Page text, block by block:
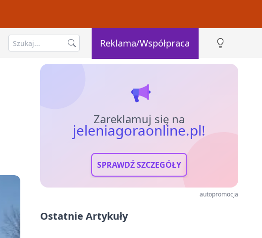
Reklama/Współpraca
Zareklamuj się na
jeleniagoraonline.pl!
SPRAWDŹ SZCZEGÓŁY
autopromocja
Ostatnie Artykuły